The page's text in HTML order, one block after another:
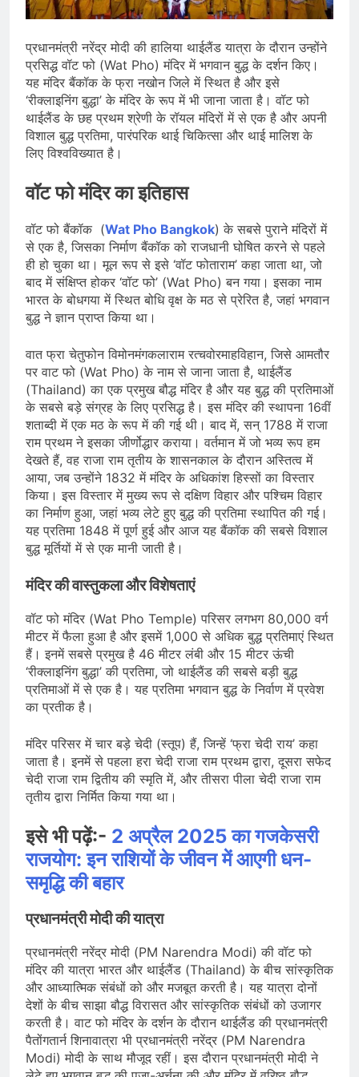
Scheme को मंजूरी दी, खेल ढाँचे को मजबूत
करने के लिए ₹36,441 करोड़ का बड़ा
कॉमनवेल्थ गेम्स 2026 में आज भारत के लिए
बॉक्सिंग, एथलेटिक्स, पैरा एथलेटिक्स और जूडो
में कई पदक मुकाबले, स्वर्ण पर निगाहें
August 1, 2026
MCC जल्द जारी करेगा NEET UG 2026
काउंसलिंग शेड्यूल, लाखों अभ्यर्थियों का
इंतजार अंतिम चरण में
July 31, 2026
प्रधानमंत्री नरेंद्र मोदी की हालिया थाईलैंड यात्रा के दौरान उन्होंने
प्रसिद्ध वॉट फो (Wat Pho) मंदिर में भगवान बुद्ध के दर्शन किए।
यह मंदिर बैंकॉक के फ्रा नखोन जिले में स्थित है और इसे
‘रीक्लाइनिंग बुद्धा’ के मंदिर के रूप में भी जाना जाता है। वॉट फो
थाईलैंड के छह प्रथम श्रेणी के रॉयल मंदिरों में से एक है और अपनी
विशाल बुद्ध प्रतिमा, पारंपरिक थाई चिकित्सा और थाई मालिश के
लिए विश्वविख्यात है।​
वॉट फो मंदिर का इतिहास
वॉट फो बैंकॉक (Wat Pho Bangkok) के सबसे पुराने मंदिरों में
से एक है, जिसका निर्माण बैंकॉक को राजधानी घोषित करने से पहले
ही हो चुका था। मूल रूप से इसे ‘वॉट फोताराम’ कहा जाता था, जो
बाद में संक्षिप्त होकर ‘वॉट फो’ (Wat Pho) बन गया। इसका नाम
भारत के बोधगया में स्थित बोधि वृक्ष के मठ से प्रेरित है, जहां भगवान
बुद्ध ने ज्ञान प्राप्त किया था।​
वात फ्रा चेतुफोन विमोनमंगकलाराम रत्चवोरमाहविहान, जिसे आमतौर
पर वाट फो (Wat Pho) के नाम से जाना जाता है, थाईलैंड
(Thailand) का एक प्रमुख बौद्ध मंदिर है और यह बुद्ध की प्रतिमाओं
के सबसे बड़े संग्रह के लिए प्रसिद्ध है। इस मंदिर की स्थापना 16वीं
शताब्दी में एक मठ के रूप में की गई थी। बाद में, सन् 1788 में राजा
राम प्रथम ने इसका जीर्णोद्धार कराया। वर्तमान में जो भव्य रूप हम
देखते हैं, वह राजा राम तृतीय के शासनकाल के दौरान अस्तित्व में
आया, जब उन्होंने 1832 में मंदिर के अधिकांश हिस्सों का विस्तार
किया। इस विस्तार में मुख्य रूप से दक्षिण विहार और पश्चिम विहार
का निर्माण हुआ, जहां भव्य लेटे हुए बुद्ध की प्रतिमा स्थापित की गई।
यह प्रतिमा 1848 में पूर्ण हुई और आज यह बैंकॉक की सबसे विशाल
बुद्ध मूर्तियों में से एक मानी जाती है।
मंदिर की वास्तुकला और विशेषताएं
वॉट फो मंदिर (Wat Pho Temple) परिसर लगभग 80,000 वर्ग
मीटर में फैला हुआ है और इसमें 1,000 से अधिक बुद्ध प्रतिमाएं स्थित
हैं। इनमें सबसे प्रमुख है 46 मीटर लंबी और 15 मीटर ऊंची
‘रीक्लाइनिंग बुद्धा’ की प्रतिमा, जो थाईलैंड की सबसे बड़ी बुद्ध
प्रतिमाओं में से एक है। यह प्रतिमा भगवान बुद्ध के निर्वाण में प्रवेश
का प्रतीक है।​
मंदिर परिसर में चार बड़े चेदी (स्तूप) हैं, जिन्हें ‘फ्रा चेदी राय’ कहा
जाता है। इनमें से पहला हरा चेदी राजा राम प्रथम द्वारा, दूसरा सफेद
चेदी राजा राम द्वितीय की स्मृति में, और तीसरा पीला चेदी राजा राम
तृतीय द्वारा निर्मित किया गया था।​
इसे भी पढ़ें:- 2 अप्रैल 2025 का गजकेसरी
राजयोग: इन राशियों के जीवन में आएगी धन-
समृद्धि की बहार
प्रधानमंत्री मोदी की यात्रा
प्रधानमंत्री नरेंद्र मोदी (PM Narendra Modi) की वॉट फो
मंदिर की यात्रा भारत और थाईलैंड (Thailand) के बीच सांस्कृतिक
और आध्यात्मिक संबंधों को और मजबूत करती है। यह यात्रा दोनों
देशों के बीच साझा बौद्ध विरासत और सांस्कृतिक संबंधों को उजागर
करती है। वाट फो मंदिर के दर्शन के दौरान थाईलैंड की प्रधानमंत्री
पैतोंगतार्न शिनावात्रा भी प्रधानमंत्री नरेंद्र (PM Narendra
Modi) मोदी के साथ मौजूद रहीं। इस दौरान प्रधानमंत्री मोदी ने